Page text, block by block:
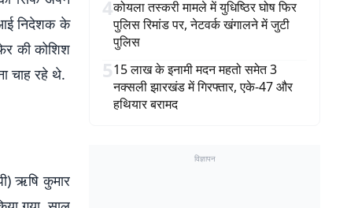
निदेशक के
की कोशिश
चाह रहे थे.
ऋषि कुमार
4कोयला तस्करी मामले में युधिष्ठिर घोष फिर
पुलिस रिमांड पर, नेटवर्क खंगालने में जुटी
पुलिस
515 लाख के इनामी मदन महतो समेत 3
नक्सली झारखंड में गिरफ्तार, एके-47 और
हथियार बरामद
विज्ञापन